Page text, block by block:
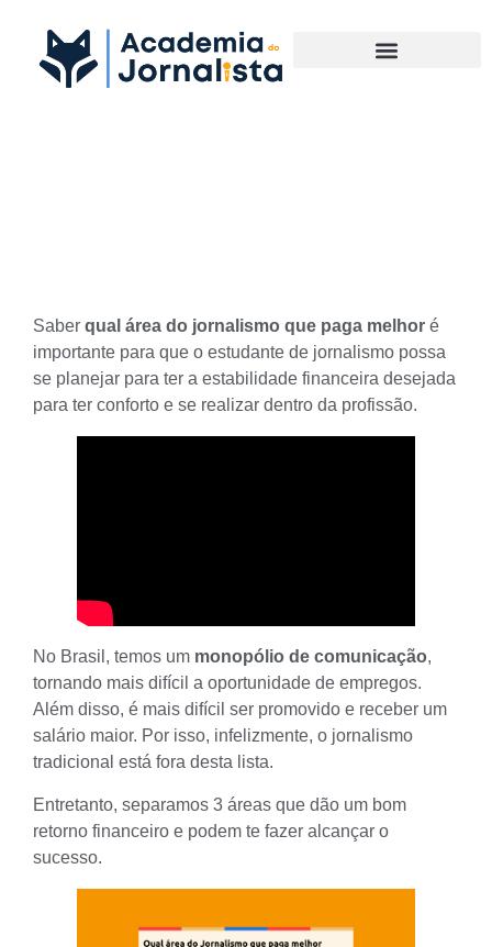
Saber qual área do jornalismo que paga melhor é
importante para que o estudante de jornalismo possa
se planejar para ter a estabilidade financeira desejada
para ter conforto e se realizar dentro da profissão.
No Brasil, temos um monopólio de comunicação,
tornando mais difícil a oportunidade de empregos.
Além disso, é mais difícil ser promovido e receber um
salário maior. Por isso, infelizmente, o jornalismo
tradicional está fora desta lista.
Entretanto, separamos 3 áreas que dão um bom
retorno financeiro e podem te fazer alcançar o
sucesso.